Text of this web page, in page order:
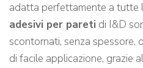
adatta perfettamente a tutte
adesivi per pareti di I&D
scontornati, senza spessore,
di facile applicazione, grazie